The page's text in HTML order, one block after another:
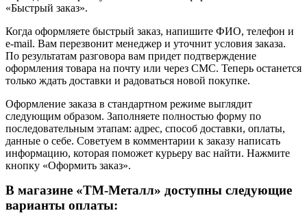
«Быстрый заказ».
Когда оформляете быстрый заказ, напишите ФИО, телефон и
e-mail. Вам перезвонит менеджер и уточнит условия заказа.
По результатам разговора вам придет подтверждение
оформления товара на почту или через СМС. Теперь останется
только ждать доставки и радоваться новой покупке.
Оформление заказа в стандартном режиме выглядит
следующим образом. Заполняете полностью форму по
последовательным этапам: адрес, способ доставки, оплаты,
данные о себе. Советуем в комментарии к заказу написать
информацию, которая поможет курьеру вас найти. Нажмите
кнопку «Оформить заказ».
В магазине «ТМ-Металл» доступны следующие
варианты оплаты: